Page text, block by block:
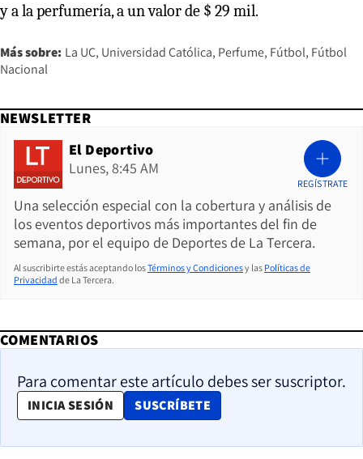
y a la perfumería, a un valor de $ 29 mil.
Más sobre: La UC Universidad Católica Perfume Fútbol Fútbol
Nacional
NEWSLETTER
El Deportivo
Lunes, 8:45 AM
Una selección especial con la cobertura y análisis de
los eventos deportivos más importantes del fin de
semana, por el equipo de Deportes de La Tercera.
REGÍSTRATE
Al suscribirte estás aceptando losTérminos y Condicionesy las Políticas de
Privacidad de La Tercera.
COMENTARIOS
Para comentar este artículo debes ser suscriptor.
INICIA SESIÓN SUSCRÍBETE
OPENS IN NEW WINDOW